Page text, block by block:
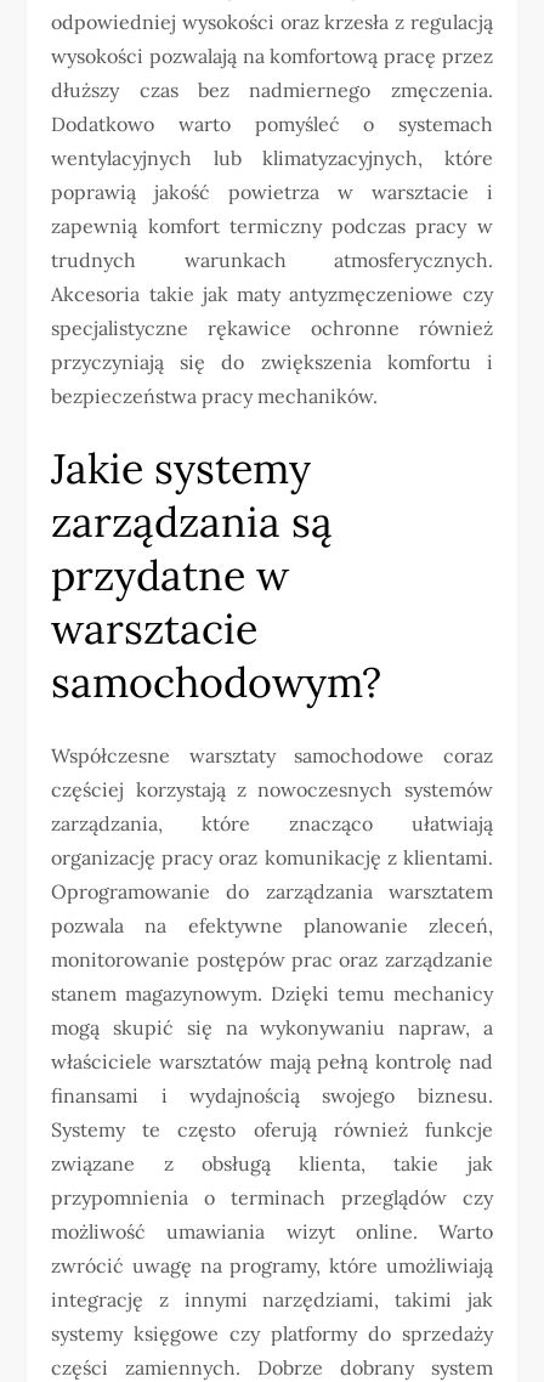
odpowiedniej wysokości oraz krzesła z regulacją
wysokości pozwalają na komfortową pracę przez
dłuższy czas bez nadmiernego zmęczenia.
Dodatkowo warto pomyśleć o systemach
wentylacyjnych lub klimatyzacyjnych, które
poprawią jakość powietrza w warsztacie i
zapewnią komfort termiczny podczas pracy w
trudnych warunkach atmosferycznych.
Akcesoria takie jak maty antyzmęczeniowe czy
specjalistyczne rękawice ochronne również
przyczyniają się do zwiększenia komfortu i
bezpieczeństwa pracy mechaników.
Jakie systemy
zarządzania są
przydatne w
warsztacie
samochodowym?
Współczesne warsztaty samochodowe coraz
częściej korzystają z nowoczesnych systemów
zarządzania, które znacząco ułatwiają
organizację pracy oraz komunikację z klientami.
Oprogramowanie do zarządzania warsztatem
pozwala na efektywne planowanie zleceń,
monitorowanie postępów prac oraz zarządzanie
stanem magazynowym. Dzięki temu mechanicy
mogą skupić się na wykonywaniu napraw, a
właściciele warsztatów mają pełną kontrolę nad
finansami i wydajnością swojego biznesu.
Systemy te często oferują również funkcje
związane z obsługą klienta, takie jak
przypomnienia o terminach przeglądów czy
możliwość umawiania wizyt online. Warto
zwrócić uwagę na programy, które umożliwiają
integrację z innymi narzędziami, takimi jak
systemy księgowe czy platformy do sprzedaży
części zamiennych. Dobrze dobrany system